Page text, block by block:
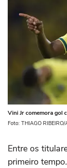
Vini Jr comemora gol
Foto: THIAGO
Entre os
primeiro